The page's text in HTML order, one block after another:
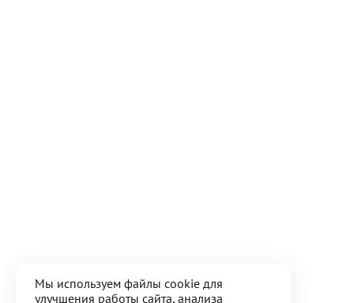
Мы используем файлы cookie для
улучшения работы сайта, анализа